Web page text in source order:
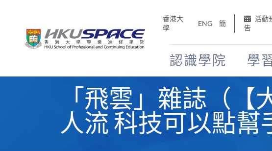
香港大
學
ENG 簡
活動
告
認識學院 學
「飛雲」雜誌（
人流 科技可以點幫